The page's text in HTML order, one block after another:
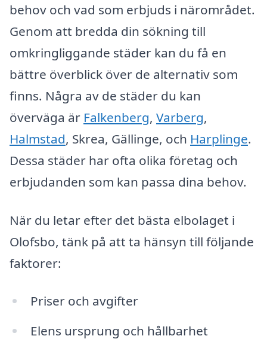
behov och vad som erbjuds i närområdet.
Genom att bredda din sökning till
omkringliggande städer kan du få en
bättre överblick över de alternativ som
finns. Några av de städer du kan
överväga är Falkenberg, Varberg,
Halmstad, Skrea, Gällinge, och Harplinge.
Dessa städer har ofta olika företag och
erbjudanden som kan passa dina behov.
När du letar efter det bästa elbolaget i
Olofsbo, tänk på att ta hänsyn till följande
faktorer:
Priser och avgifter
Elens ursprung och hållbarhet